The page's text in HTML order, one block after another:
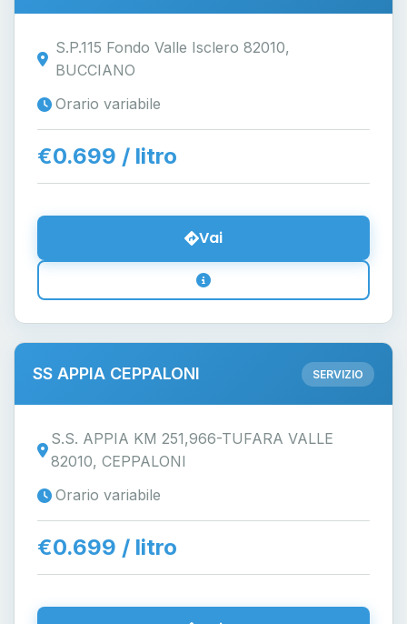
S.P.115 Fondo Valle Isclero 82010,
BUCCIANO
Orario variabile
€0.699 / litro
Vai
SS APPIA CEPPALONI SERVIZIO
S.S. APPIA KM 251,966-TUFARA VALLE
82010, CEPPALONI
Orario variabile
€0.699 / litro